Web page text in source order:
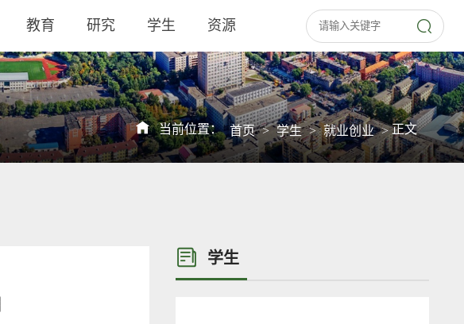
教育 研究 学生 资源
当前位置： 首页 > 学生 > 就业创业 >正文
学生